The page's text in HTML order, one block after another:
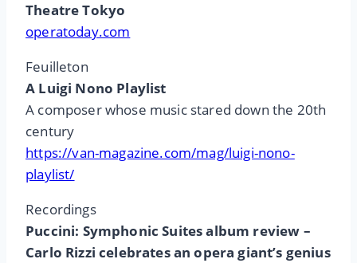
Theatre Tokyo
operatoday.com
Feuilleton
A Luigi Nono Playlist
A composer whose music stared down the 20th
century
https://van-magazine.com/mag/luigi-nono-
playlist/
Recordings
Puccini: Symphonic Suites album review –
Carlo Rizzi celebrates an opera giant’s genius